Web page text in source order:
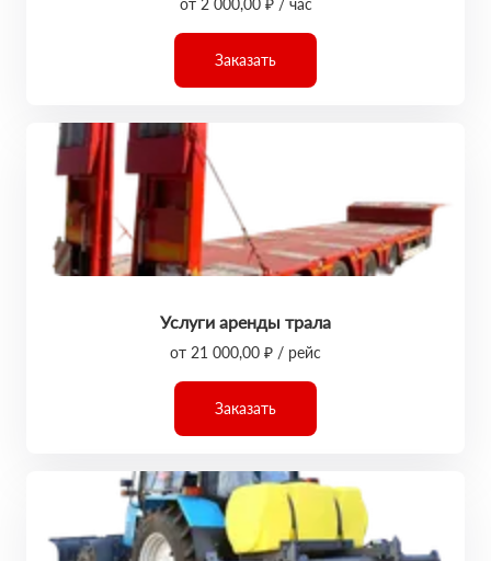
от 2 000,00 ₽ / час
Заказать
Услуги аренды трала
от 21 000,00 ₽ / рейс
Заказать